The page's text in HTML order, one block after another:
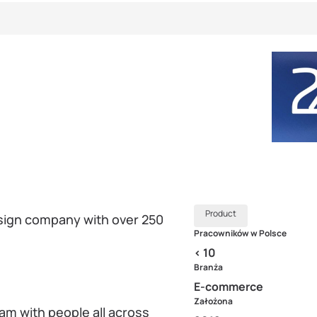
company with over 250
with people all across
Product
Pracowników w Polsce
< 10
Branża
E-commerce
Założona